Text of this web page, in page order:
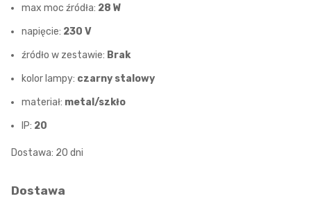
max moc źródła: 28 W
napięcie: 230 V
źródło w zestawie: Brak
kolor lampy: czarny stalowy
materiał: metal/szkło
IP: 20
Dostawa: 20 dni
Dostawa